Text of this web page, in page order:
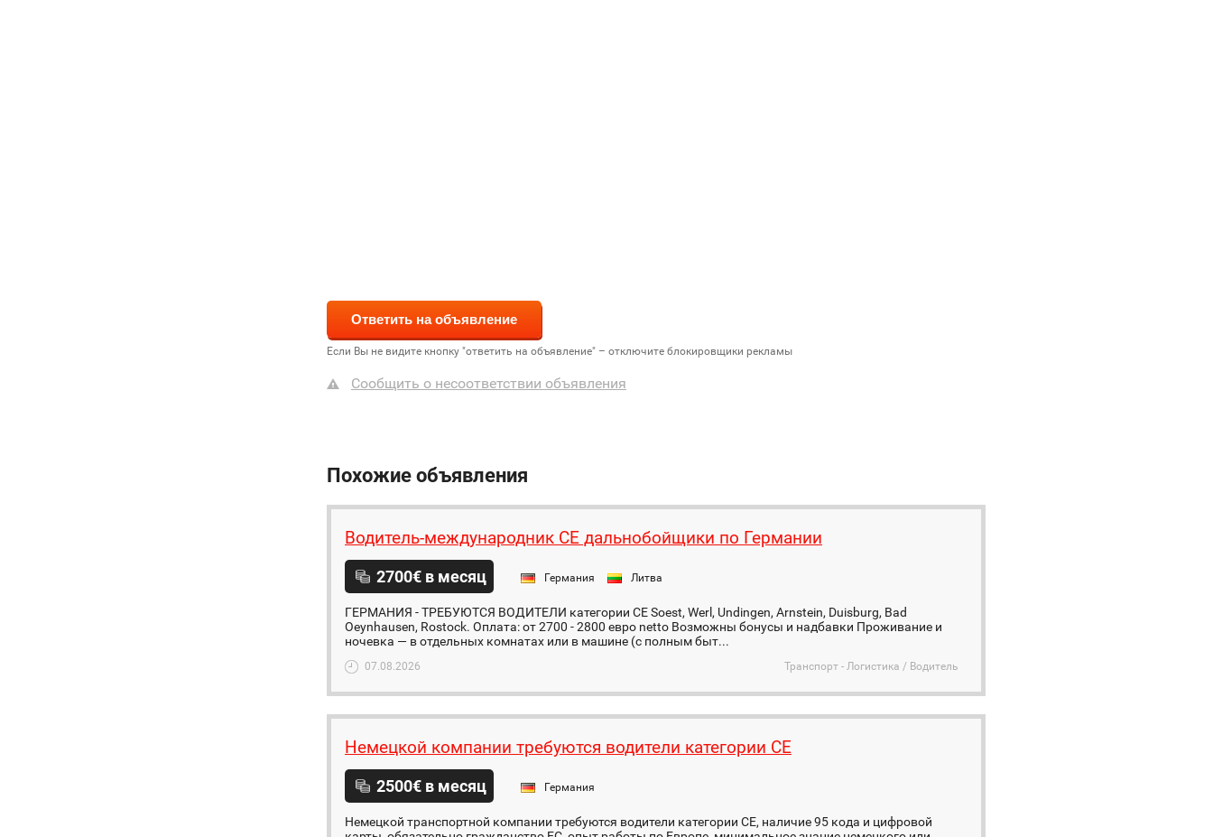
Если Вы не видите кнопку "ответить на объявление" – отключите блокировщики рекламы
Сообщить о несоответствии объявления
Похожие объявления
Водитель-международник СЕ дальнобойщики по Германии
2700€ в месяц Германия Литва
ГЕРМАНИЯ - ТРЕБУЮТСЯ ВОДИТЕЛИ категории CE Soest, Werl, Undingen, Arnstein, Duisburg, Bad
Oeynhausen, Rostock. Оплата: от 2700 - 2800 евро netto Возможны бонусы и надбавки Проживание и
ночевка — в отдельных комнатах или в машине (с полным быт...
07.08.2026 Транспорт - Логистика / Водитель
Немецкой компании требуются водители категории CE
2500€ в месяц Германия
Немецкой транспортной компании требуются водители категории СЕ, наличие 95 кода и цифровой